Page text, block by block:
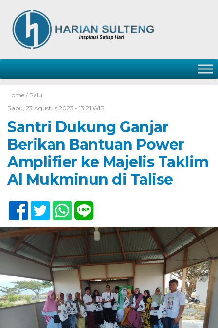
Home / Palu
Rabu, 23 Agustus 2023 - 13:21 WIB
Santri Dukung Ganjar
Berikan Bantuan Power
Amplifier ke Majelis Taklim
Al Mukminun di Talise